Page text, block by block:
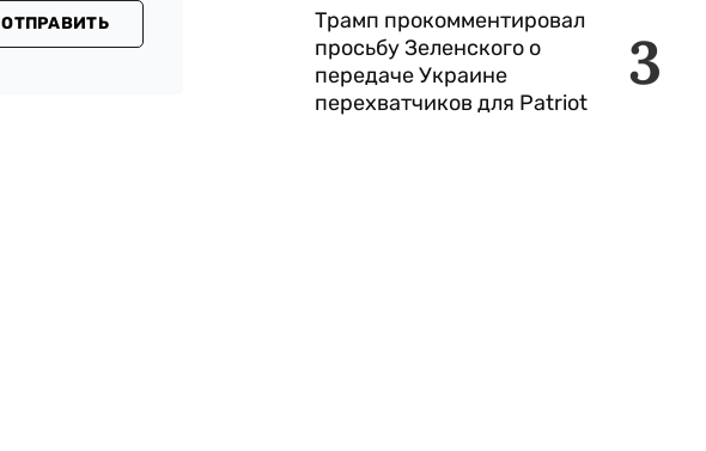
ОТПРАВИТЬ
3
Трамп прокомментировал
просьбу Зеленского о
передаче Украине
перехватчиков для Patriot